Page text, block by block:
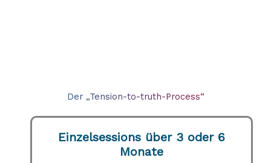
Der „Tension-to-truth-Process“
Einzelsessions über 3 oder 6
Monate